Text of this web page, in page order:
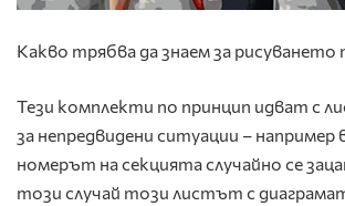
Какво трябва да знаем за рисуването
Тези комплекти по принцип идват с
за непредвидени ситуации – например
номерът на секцията случайно се
този случай този листът с